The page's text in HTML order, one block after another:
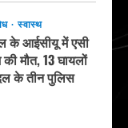
स्वास्थ
के आईसीयू में एसी
मौत, 13 घायलों
के तीन पुलिस